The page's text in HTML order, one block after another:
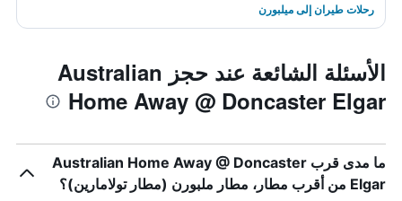
رحلات طيران إلى ميلبورن
الأسئلة الشائعة عند حجز Australian
Home Away @ Doncaster Elgar
ما مدى قرب Australian Home Away @ Doncaster
Elgar من أقرب مطار، مطار ملبورن (مطار تولامارين)؟